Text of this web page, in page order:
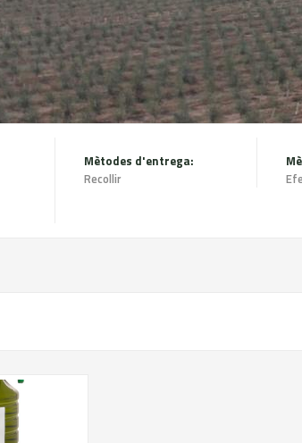
Mètodes d'entrega:
Recollir